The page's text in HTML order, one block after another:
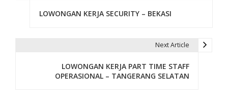
LOWONGAN KERJA SECURITY – BEKASI
Next Article
LOWONGAN KERJA PART TIME STAFF
OPERASIONAL – TANGERANG SELATAN